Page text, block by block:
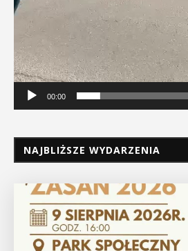
00:00
NAJBLIŻSZE WYDARZENIA